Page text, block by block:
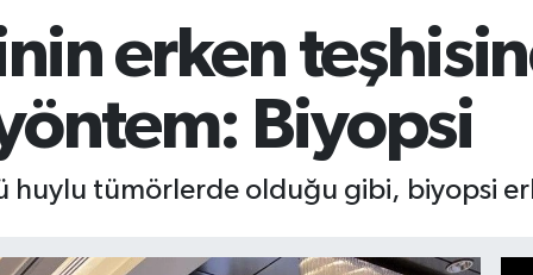
erken
Biyopsi
huylu tümörlerde olduğu gibi, biyopsi